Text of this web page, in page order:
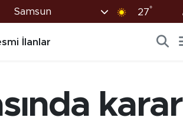
Samsun 27°
İlanlar
karar